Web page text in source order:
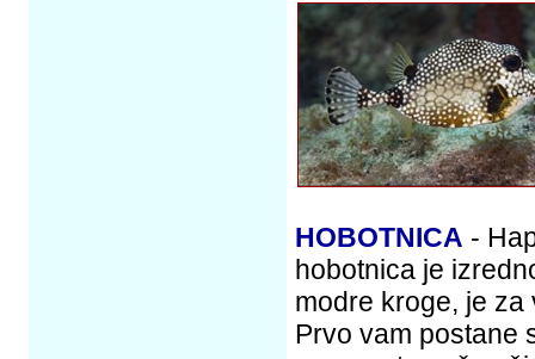
HOBOTNICA -
hobotnica je
modre kroge, je
Prvo vam postane